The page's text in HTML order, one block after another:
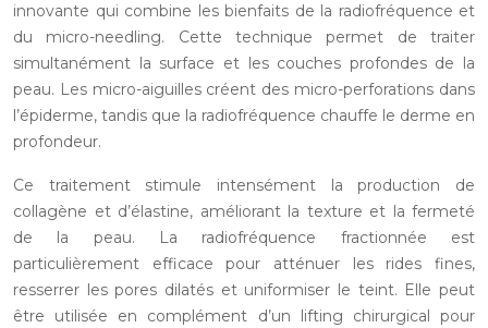
innovante qui combine les bienfaits de la radiofréquence et
du micro-needling. Cette technique permet de traiter
simultanément la surface et les couches profondes de la
peau. Les micro-aiguilles créent des micro-perforations dans
l’épiderme, tandis que la radiofréquence chauffe le derme en
profondeur.
Ce traitement stimule intensément la production de
collagène et d’élastine, améliorant la texture et la fermeté
de la peau. La radiofréquence fractionnée est
particulièrement efficace pour atténuer les rides fines,
resserrer les pores dilatés et uniformiser le teint. Elle peut
être utilisée en complément d’un lifting chirurgical pour